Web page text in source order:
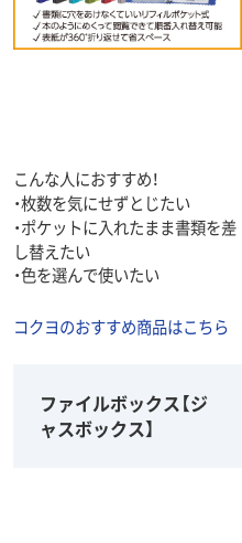
こんな人におすすめ！
・枚数を気にせずとじたい
・ポケットに入れたまま書類を差
し替えたい
・色を選んで使いたい
コクヨのおすすめ商品はこちら
ファイルボックス【ジ
ャスボックス】